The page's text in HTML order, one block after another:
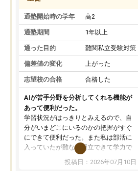
通塾開始時の学年 高2
通塾期間 1年以上
通った目的 難関私立受験対策
偏差値の変化 上がった
志望校の合格 合格した
AIが苦手分野を分析してくれる機能が
あって便利だった。
学習状況がはっきりとみえるので、自
分がいまどこにいるのかの把握がすぐ
にできて便利だった。また私は部活に
入っていたが難なく両立できて学力で
も部活でも結果を残すことができてよ
かった。また問題演習の際に、自分が
投稿日：2026年07月10日